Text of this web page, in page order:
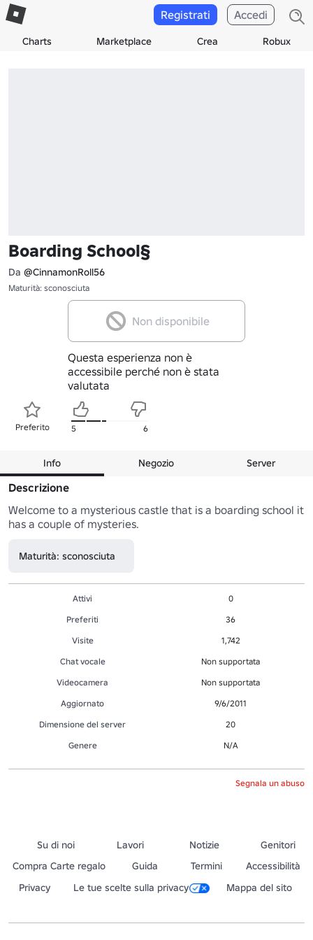
Charts Marketplace Crea Robux
Registrati Accedi
Boarding School§
Da @CinnamonRoll56
Maturità: sconosciuta
Non disponibile
Questa esperienza non è
accessibile perché non è stata
valutata
Preferito 5 6
Info Negozio Server
Descrizione
Welcome to a mysterious castle that is a boarding school it
has a couple of mysteries.
Maturità: sconosciuta
Attivi
0
Preferiti
36
Visite
1,742
Chat vocale
Non supportata
Videocamera
Non supportata
Aggiornato
9/6/2011
Dimensione del server
20
Genere
N/A
Segnala un abuso
Su di noi Lavori Notizie
Genitori
Compra Carte regalo
Guida Termini
Accessibilità
Privacy
Le tue scelte sulla privacy Mappa del sito